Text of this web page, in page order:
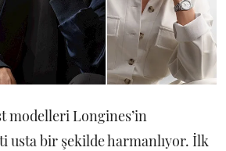
modelleri Longines’in
usta bir şekilde harmanlıyor. İlk